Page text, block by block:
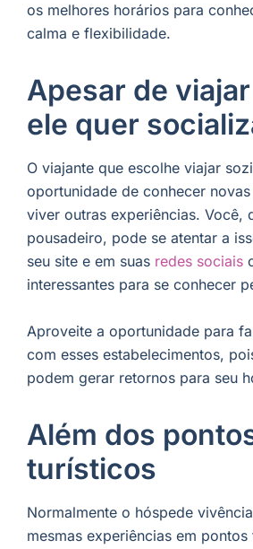
os melhores horários para
calma e flexibilidade.
Apesar de
ele quer
O viajante que escolhe viajar
oportunidade de conhecer
viver outras experiências. Você,
pousadeiro, pode se atentar a
seu site e em suas redes sociais
interessantes para se conhecer
Aproveite a oportunidade para
com esses estabelecimentos,
podem gerar retornos para seu
Além dos
turísticos
Normalmente o hóspede
mesmas experiências em